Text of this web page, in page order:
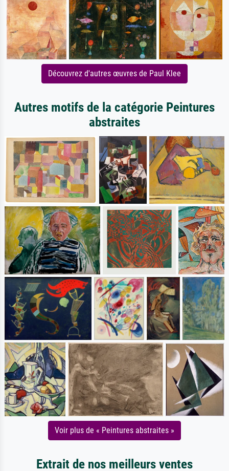
Découvrez d'autres œuvres de Paul Klee
Autres motifs de la catégorie Peintures
abstraites
Voir plus de « Peintures abstraites »
Extrait de nos meilleurs ventes